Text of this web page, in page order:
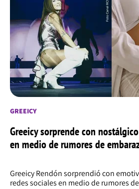
GREEICY
Greeicy sorprende con
en medio de rumores de
Greeicy Rendón sorprendió con
redes sociales en medio de rumores